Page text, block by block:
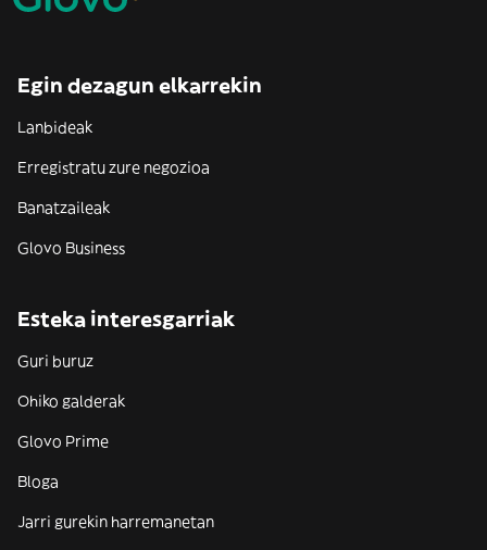
Egin dezagun elkarrekin
Lanbideak
Erregistratu zure negozioa
Banatzaileak
Glovo Business
Esteka interesgarriak
Guri buruz
Ohiko galderak
Glovo Prime
Bloga
Jarri gurekin harremanetan